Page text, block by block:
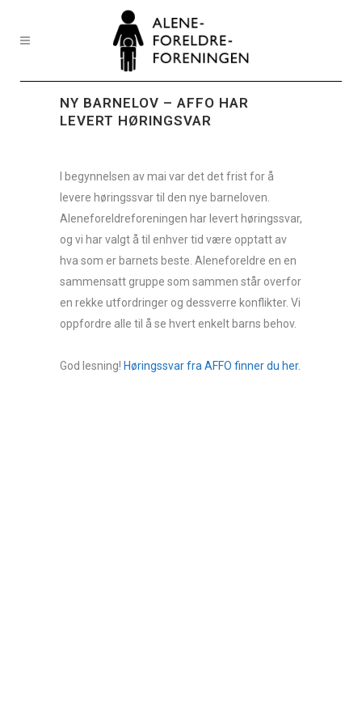
NY BARNELOV – AFFO HAR
LEVERT HØRINGSVAR
I begynnelsen av mai var det det frist for å
levere høringssvar til den nye barneloven.
Aleneforeldreforeningen har levert høringssvar,
og vi har valgt å til enhver tid være opptatt av
hva som er barnets beste. Aleneforeldre en en
sammensatt gruppe som sammen står overfor
en rekke utfordringer og dessverre konflikter. Vi
oppfordre alle til å se hvert enkelt barns behov.
God lesning! Høringssvar fra AFFO finner du her.